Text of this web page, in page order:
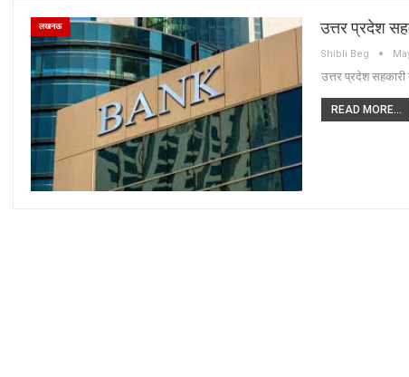
लखनऊ उत्तर प्रदेश
Shibli Beg
उत्तर प्रदेश
READ MORE...